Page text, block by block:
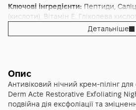
Ключові інгредієнти: Пептиди,
(кислоти), Вітамін E, Гліколева
Ексфоліація,
Сяяння
Лінійка:
Альтернативна назва:
Academie
Exfoliating Night Cream
Детальніше
Опис
Антивіковий нічний крем-пілінг
Derm Acte Restorative Exfoliating
подвійна дія ексфоліації та